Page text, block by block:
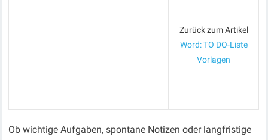
Zurück zum Artikel
Word: TO DO-Liste
Vorlagen
Ob wichtige Aufgaben, spontane Notizen oder langfristige